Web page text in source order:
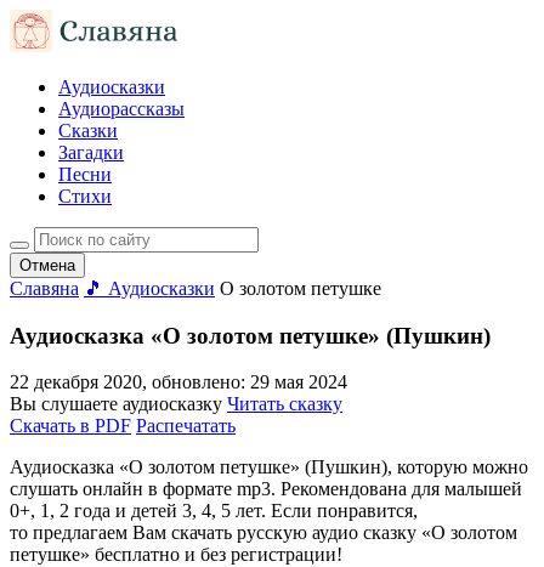
Аудиосказки
Аудиорассказы
Сказки
Загадки
Песни
Стихи
Отмена
Славяна 🎵 Аудиосказки О золотом петушке
Аудиосказка «О золотом петушке» (Пушкин)
22 декабря 2020, обновлено: 29 мая 2024
Вы слушаете аудиосказку Читать сказку
Скачать в PDF Распечатать
Аудиосказка «О золотом петушке» (Пушкин), которую можно
слушать онлайн в формате mp3. Рекомендована для малышей
0+, 1, 2 года и детей 3, 4, 5 лет. Если понравится,
то предлагаем Вам скачать русскую аудио сказку «О золотом
петушке» бесплатно и без регистрации!